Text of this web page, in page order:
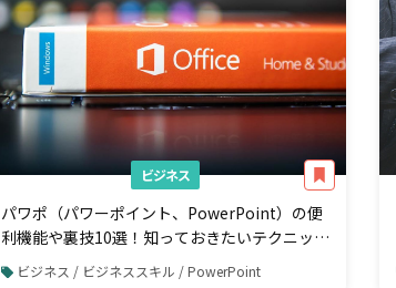
ビジネス
パワポ（パワーポイント、PowerPoint）の便
利機能や裏技10選！知っておきたいテクニック
集 ビジネス / ビジネススキル / PowerPoint